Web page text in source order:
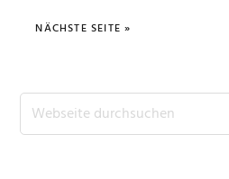
NÄCHSTE SEITEAUFRUFEN
»
Seitenspalte
Webseite
durchsuchen